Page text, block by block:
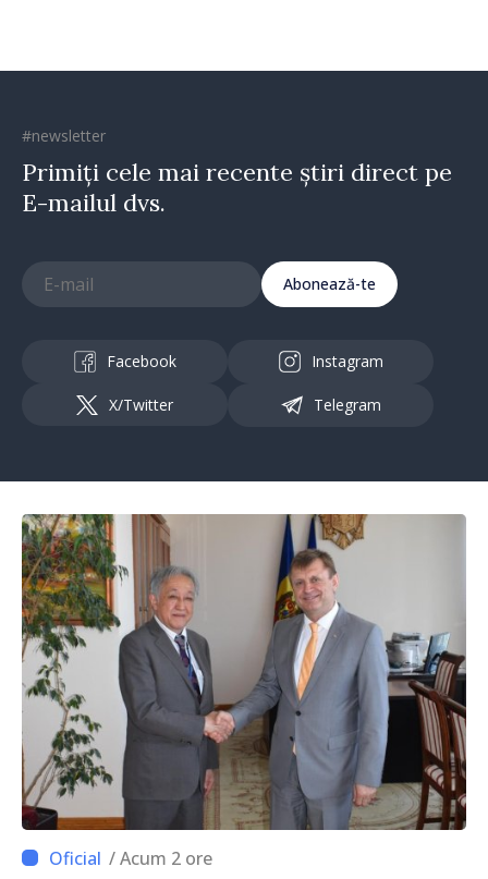
#newsletter
Primiți cele mai recente știri direct pe
E-mailul dvs.
Abonează-te
Facebook Instagram
X/Twitter Telegram
/ Acum 2 ore